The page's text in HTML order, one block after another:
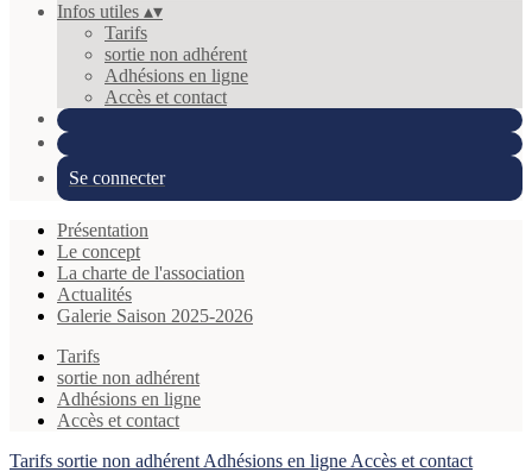
Infos utiles ▴▾
Tarifs
sortie non adhérent
Adhésions en ligne
Accès et contact
Se connecter
Présentation
Le concept
La charte de l'association
Actualités
Galerie Saison 2025-2026
Tarifs
sortie non adhérent
Adhésions en ligne
Accès et contact
Tarifs sortie non adhérent Adhésions en ligne Accès et contact